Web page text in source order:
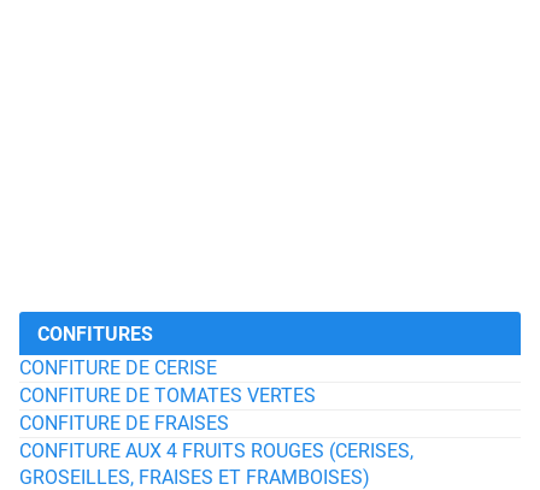
CONFITURES
CONFITURE DE CERISE
CONFITURE DE TOMATES VERTES
CONFITURE DE FRAISES
CONFITURE AUX 4 FRUITS ROUGES (CERISES,
GROSEILLES, FRAISES ET FRAMBOISES)